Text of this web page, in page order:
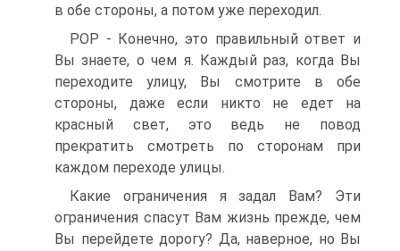
в обе стороны, а потом уже переходил.
POP - Конечно, это правильный ответ и
Вы знаете, о чем я. Каждый раз, когда Вы
переходите улицу, Вы смотрите в обе
стороны, даже если никто не едет на
красный свет, это ведь не повод
прекратить смотреть по сторонам при
каждом переходе улицы.
Какие ограничения я задал Вам? Эти
ограничения спасут Вам жизнь прежде, чем
Вы перейдете дорогу? Да, наверное, но Вы